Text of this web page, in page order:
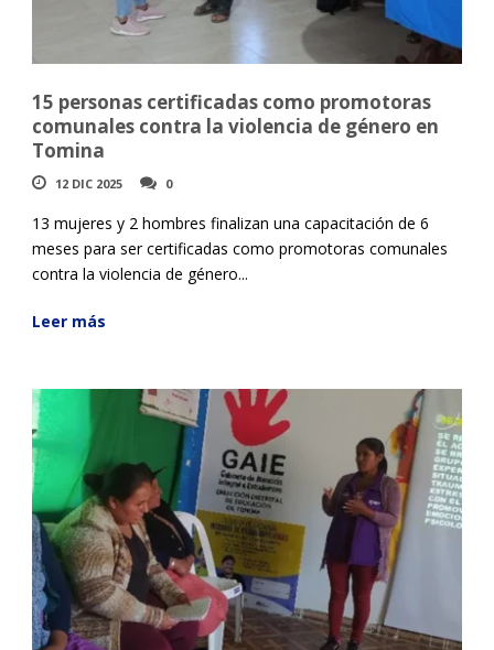
15 personas certificadas como promotoras
comunales contra la violencia de género en
Tomina
12 DIC 2025 0
13 mujeres y 2 hombres finalizan una capacitación de 6
meses para ser certificadas como promotoras comunales
contra la violencia de género...
Leer más